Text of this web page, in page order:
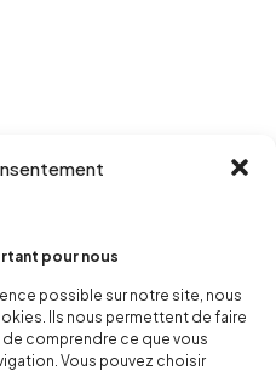
pour nous
possible sur notre site, nous
Ils nous permettent de faire
comprendre ce que vous
Vous pouvez choisir